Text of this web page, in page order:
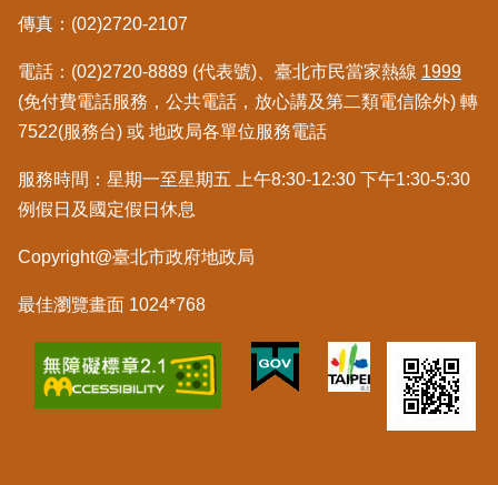
傳真：(02)2720-2107
電話：(02)2720-8889 (代表號)、臺北市民當家熱線 1999
(免付費電話服務，公共電話，放心講及第二類電信除外) 轉
7522(服務台) 或 地政局各單位服務電話
服務時間：星期一至星期五 上午8:30-12:30 下午1:30-5:30
例假日及國定假日休息
Copyright@臺北市政府地政局
最佳瀏覽畫面 1024*768